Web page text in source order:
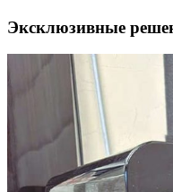
Эксклюзивные